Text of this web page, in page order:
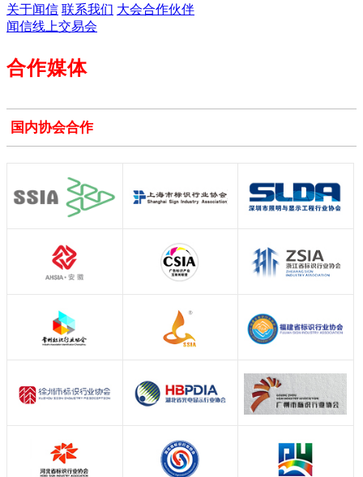
关于闻信 联系我们 大会合作伙伴
闻信线上交易会
合作媒体
国内协会合作